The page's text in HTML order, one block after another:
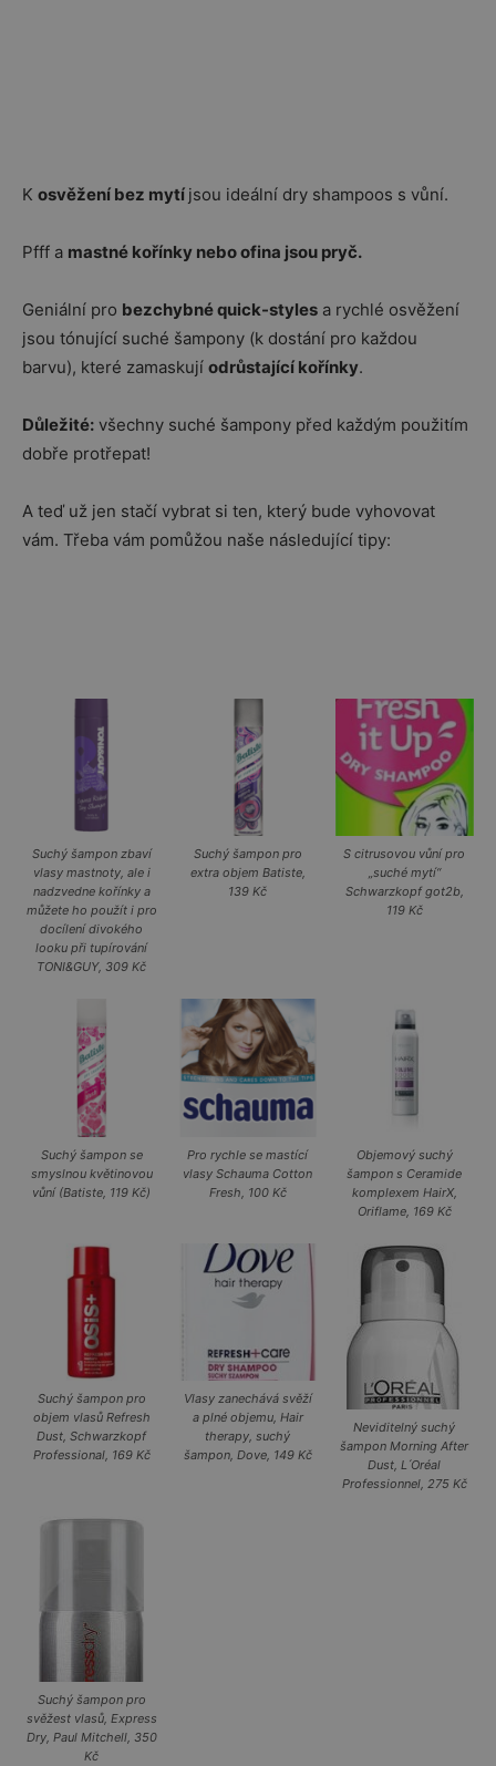
K osvěžení bez mytí jsou ideální dry shampoos s vůní.
Pfff a mastné kořínky nebo ofina jsou pryč.
Geniální pro bezchybné quick-styles a rychlé osvěžení
jsou tónující suché šampony (k dostání pro každou
barvu), které zamaskují odrůstající kořínky.
Důležité: všechny suché šampony před každým použitím
dobře protřepat!
A teď už jen stačí vybrat si ten, který bude vyhovovat
vám. Třeba vám pomůžou naše následující tipy:
Suchý šampon zbaví
vlasy mastnoty, ale i
nadzvedne kořínky a
můžete ho použít i pro
docílení divokého
looku při tupírování
TONI&GUY, 309 Kč
Suchý šampon pro
extra objem Batiste,
139 Kč
S citrusovou vůní pro
„suché mytí“
Schwarzkopf got2b,
119 Kč
Suchý šampon se
smyslnou květinovou
vůní (Batiste, 119 Kč)
Pro rychle se mastící
vlasy Schauma Cotton
Fresh, 100 Kč
Objemový suchý
šampon s Ceramide
komplexem HairX,
Oriflame, 169 Kč
Suchý šampon pro
objem vlasů Refresh
Dust, Schwarzkopf
Professional, 169 Kč
Vlasy zanechává svěží
a plné objemu, Hair
therapy, suchý
šampon, Dove, 149 Kč
Neviditelný suchý
šampon Morning After
Dust, L ́Oréal
Professionnel, 275 Kč
Suchý šampon pro
svěžest vlasů, Express
Dry, Paul Mitchell, 350
Kč